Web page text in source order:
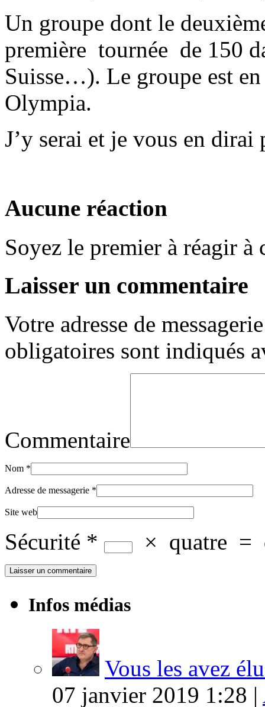
Un groupe dont le
première tournée de 150
Suisse…). Le groupe est
Olympia.
J’y serai et je vous en
Aucune réaction
Soyez le premier à réagir à
Laisser un commentaire
Votre adresse de
obligatoires sont indiqués
Commentaire
Nom *
Adresse de messagerie *
Site web
Sécurité * × quatre =
Infos médias
Vous les avez
07 janvier 2019 1:28 |